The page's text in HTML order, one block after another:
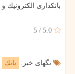
بانكداری الكترونیك و
5.0
/
5
تگهای خبر: بانك